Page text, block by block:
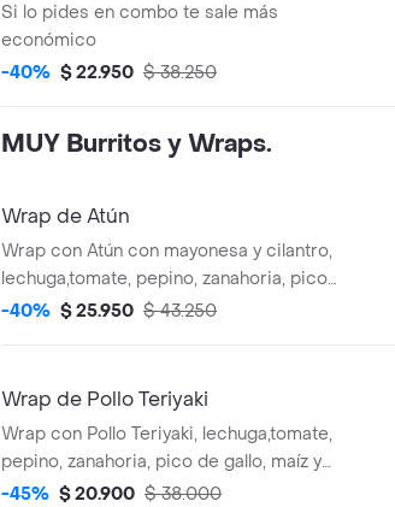
Si lo pides en combo te sale más
económico
-40% $ 22.950 $ 38.250
MUY Burritos y Wraps.
Wrap de Atún
Wrap con Atún con mayonesa y cilantro,
lechuga,tomate, pepino, zanahoria, pico
de gallo, maíz y guacamole en tortilla de
-40% $ 25.950 $ 43.250
Wrap de Pollo Teriyaki
Wrap con Pollo Teriyaki, lechuga,tomate,
pepino, zanahoria, pico de gallo, maíz y
guacamole en tortilla de harina de trigo. *
-45% $ 20.900 $ 38.000